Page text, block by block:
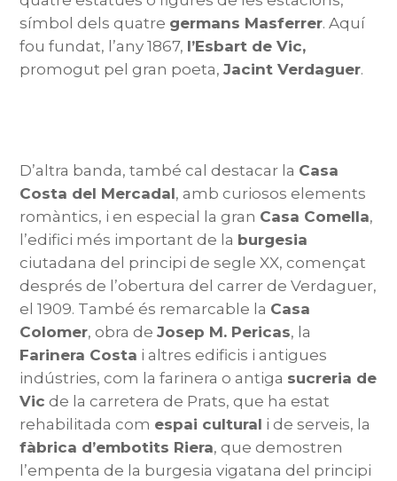
símbol dels quatre germans Masferrer. Aquí
fou fundat, l’any 1867, l’Esbart de Vic,
promogut pel gran poeta,Jacint Verdaguer.
D’altra banda, també cal destacar la Casa
Costa del Mercadal, amb curiosos elements
romàntics, i en especial la gran Casa Comella,
l’edifici més important de la burgesia
ciutadana del principi de segle XX, començat
després de l’obertura del carrer de Verdaguer,
el 1909. També és remarcable la Casa
Colomer, obra deJosep M. Pericas, la
Farinera Costa i altres edificis i antigues
indústries, com la farinera o antiga sucreria de
Vic de la carretera de Prats, que ha estat
rehabilitada com espai cultural i de serveis, la
fàbrica d’embotits Riera, que demostren
l’empenta de la burgesia vigatana del principi